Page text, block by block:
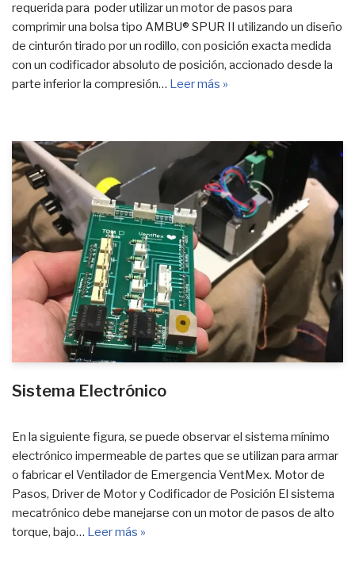
requerida para poder utilizar un motor de pasos para
comprimir una bolsa tipo AMBU® SPUR II utilizando un diseño
de cinturón tirado por un rodillo, con posición exacta medida
con un codificador absoluto de posición, accionado desde la
parte inferior la compresión… Leer más »
Sistema Electrónico
En la siguiente figura, se puede observar el sistema mínimo
electrónico impermeable de partes que se utilizan para armar
o fabricar el Ventilador de Emergencia VentMex. Motor de
Pasos, Driver de Motor y Codificador de Posición El sistema
mecatrónico debe manejarse con un motor de pasos de alto
torque, bajo… Leer más »